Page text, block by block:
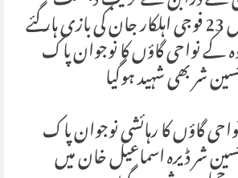
کے نواحی گاؤں کا نوجوان پاک
شر بھی شہید ہوگیا
گاؤں کا رہائشی نوجوان پاک
شر ڈیرہ اسماعیل خان میں